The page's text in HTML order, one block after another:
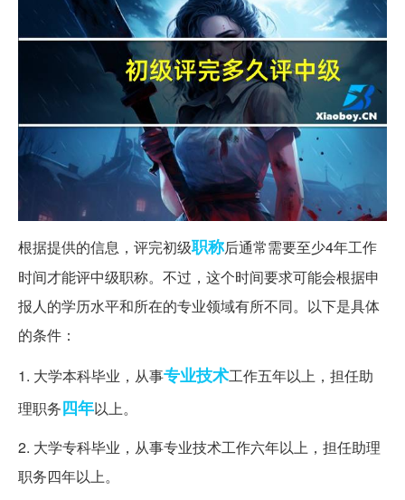
根据提供的信息，评完初级职称后通常需要至少4年工作
时间才能评中级职称。不过，这个时间要求可能会根据申
报人的学历水平和所在的专业领域有所不同。以下是具体
的条件：
1. 大学本科毕业，从事专业技术工作五年以上，担任助
理职务四年以上。
2. 大学专科毕业，从事专业技术工作六年以上，担任助理
职务四年以上。